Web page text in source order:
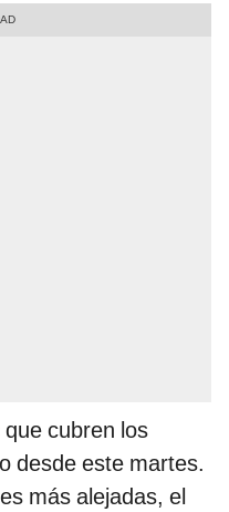
que cubren los
desde este martes.
más alejadas, el